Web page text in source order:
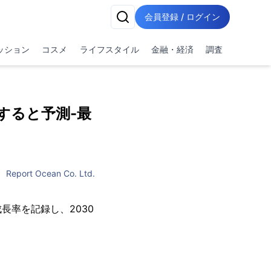
会員登録 / ログイン
ション コスメ ライフスタイル 金融・経済 調査
ると予測-最
Report Ocean Co. Ltd.
率を記録し、2030